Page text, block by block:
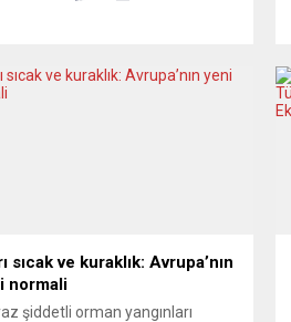
2022’de Fransa’ya devredecek.
NATO kuvvetinin komutasını
boyunca yürütecek. VJTF’nin
sıcak ve kuraklık: Avrupa’nın
normali
şiddetli orman yangınları